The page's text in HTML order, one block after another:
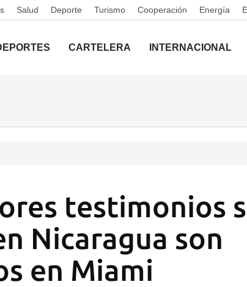
Salud Deporte Turismo Cooperación Energía
CARTELERA INTERNACIONAL
testimonios
Nicaragua son
en Miami